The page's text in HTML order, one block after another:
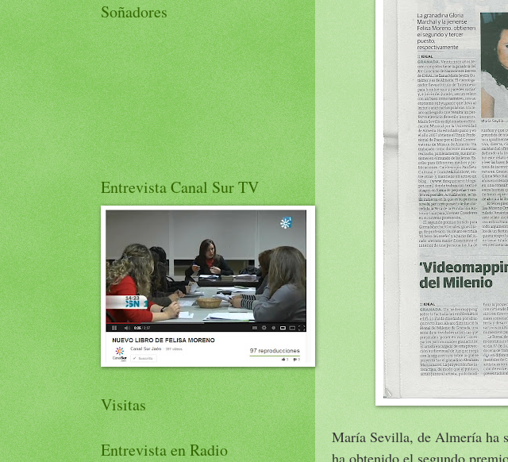
María Sevilla, de Almería ha
ha obtenido el segundo
Soñadores
Entrevista Canal Sur TV
Visitas
Entrevista en Radio